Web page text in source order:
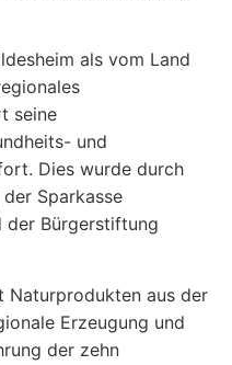
als vom Land
seine
und
Dies wurde durch
Sparkasse
der Bürgerstiftung
Naturprodukten aus der
Erzeugung und
der zehn